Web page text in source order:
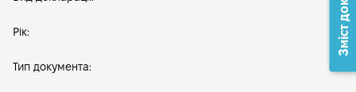
Рік:
Тип документа: